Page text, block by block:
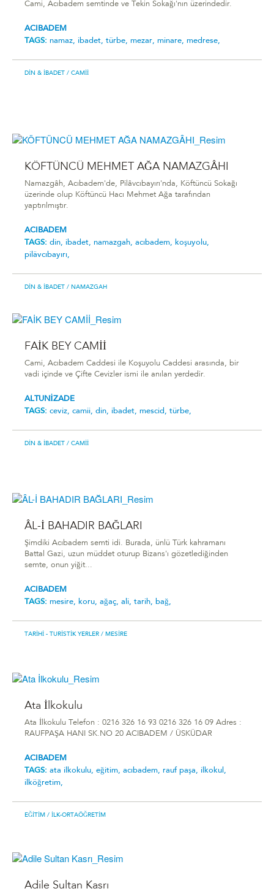
Cami, Acıbadem semtinde ve Tekin Sokağı'nın üzerindedir.
ACIBADEM
TAGS: namaz, ibadet, türbe, mezar, minare, medrese,
DIN & İBADET / CAMII
KÖFTÜNCÜ MEHMET AĞA NAMAZGÂHI
Namazgâh, Acıbadem'de, Pilâvcıbayırı'nda, Köftüncü Sokağı
üzerinde olup Köftüncü Hacı Mehmet Ağa tarafından
yaptırılmıştır.
ACIBADEM
TAGS: din, ibadet, namazgah, acıbadem, koşuyolu,
pilâvcıbayırı,
DIN & İBADET / NAMAZGAH
FAİK BEY CAMİİ
Cami, Acıbadem Caddesi ile Koşuyolu Caddesi arasında, bir
vadi içinde ve Çifte Cevizler ismi ile anılan yerdedir.
ALTUNİZADE
TAGS: ceviz, camii, din, ibadet, mescid, türbe,
DIN & İBADET / CAMII
ÂL-İ BAHADIR BAĞLARI
Şimdiki Acıbadem semti idi. Burada, ünlü Türk kahramanı
Battal Gazi, uzun müddet oturup Bizans'ı gözetlediğinden
semte, onun yiğit...
ACIBADEM
TAGS: mesire, koru, ağaç, ali, tarih, bağ,
TARIHI - TURISTIK YERLER / MESIRE
Ata İlkokulu
Ata İlkokulu Telefon : 0216 326 16 93 0216 326 16 09 Adres :
RAUFPAŞA HANI SK.NO 20 ACIBADEM / ÜSKÜDAR
ACIBADEM
TAGS: ata i̇lkokulu, eğitim, acıbadem, rauf paşa, ilkokul,
ilköğretim,
EĞITIM / İLK-ORTAÖĞRETIM
Adile Sultan Kasrı